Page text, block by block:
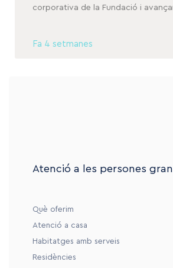
corporativa de la Fundació i
Fa 4 setmanes
Atenció a les persones
Què oferim
Atenció a casa
Habitatges amb serveis
Residències